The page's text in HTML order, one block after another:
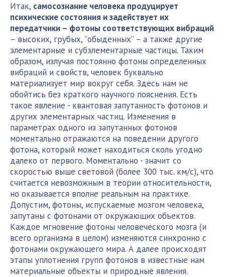
Итак, самосознание человека продуцирует
психические состояния и задействует их
передатчики – фотоны соответствующих вибраций
– высоких, грубых, “обыденных” – а также другие
элементарные и субэлементарные частицы. Таким
образом, излучая постоянно фотоны определенных
вибраций и свойств, человек буквально
материализует мир вокруг себя. Здесь нам не
обойтись без краткого научного пояснения. Есть
такое явление - квантовая запутанность фотонов и
других элементарных частиц. Изменения в
параметрах одного из запутанных фотонов
моментально отражаются на поведении другого
фотона, который может находиться сколь угодно
далеко от первого. Моментально - значит со
скоростью выше световой (более 300 тыс. км/с), что
считается невозможным в теории относительности,
но оказывается вполне реальным на практике.
Допустим, фотоны, испускаемые мозгом человека,
запутаны с фотонами от окружающих объектов.
Каждое мгновение фотоны человеческого мозга (и
всего организма в целом) изменяются синхронно с
фотонами окружающего мира. А далее происходят
этапы уплотнения групп фотонов в известные нам
материальные объекты и природные явления.